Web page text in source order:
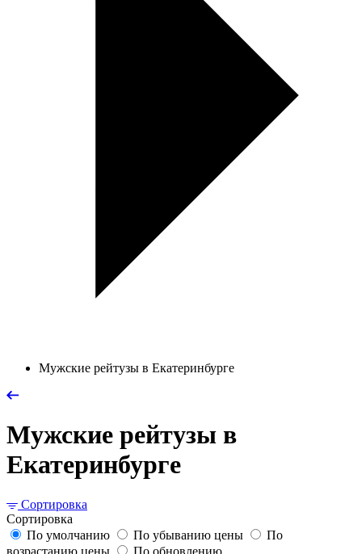
Мужские рейтузы в Екатеринбурге
Мужские рейтузы в
Екатеринбурге
Сортировка
Сортировка
По умолчанию
По убыванию цены
По
возрастанию цены
По обновлению